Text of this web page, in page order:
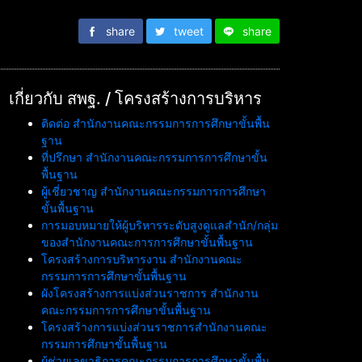
share tweet share
เกี่ยวกับ สพฐ. / โครงสร้างการบริหาร
ติดต่อ สำนักงานคณะกรรมการการศึกษาขั้นพื้น
ฐาน
ที่ปรึกษา สำนักงานคณะกรรมการการศึกษาขั้น
พื้นฐาน
ผู้เชี่ยวชาญ สำนักงานคณะกรรมการการศึกษา
ขั้นพื้นฐาน
การมอบหมายให้ผู้บริหารระดับสูงดูแลสำนัก/กลุ่ม
ของสำนักงานคณะการการศึกษาขั้นพื้นฐาน
โครงสร้างการบริหารงาน สำนักงานคณะ
กรรมการการศึกษาขั้นพื้นฐาน
ผังโครงสร้างการแบ่งส่วนราชการ สำนักงาน
คณะกรรมการการศึกษาขั้นพื้นฐาน
โครงสร้างการแบ่งส่วนราชการสำนักงานคณะ
กรรมการศึกษาขั้นพื้นฐาน